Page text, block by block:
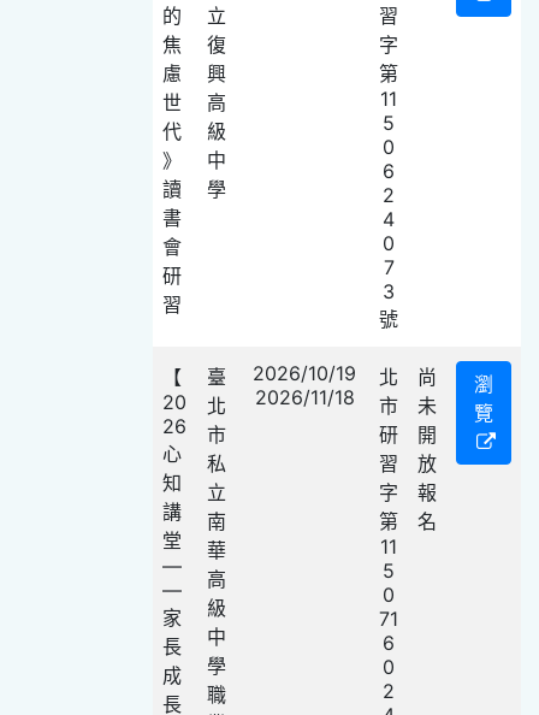
的
焦
慮
世
代
》
讀
書
會
研
習
立
復
興
高
級
中
學
習
字
第
11
5
0
6
2
4
0
7
3
號
【
20
26
心
知
講
堂
—
—
家
長
成
長
臺
北
市
私
立
南
華
高
級
中
學
職
2026/10/19
2026/11/18
北
市
研
習
字
第
11
5
0
71
6
0
2
尚
未
開
放
報
名
瀏
覽